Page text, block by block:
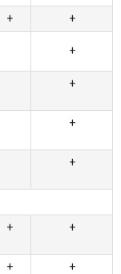
+
+
+
+
+
+
+ +
+ +